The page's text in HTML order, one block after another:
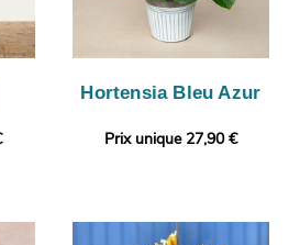
Hortensia Bleu Azur
Prix unique 27,90 €